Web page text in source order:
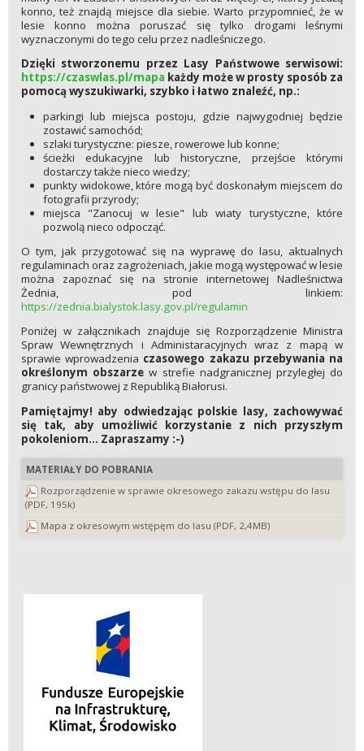
konno, też znajdą miejsce dla siebie. Warto przypomnieć, że w
lesie konno można poruszać się tylko drogami leśnymi
wyznaczonymi do tego celu przez nadleśniczego.
Dzięki stworzonemu przez Lasy Państwowe serwisowi:
https://czaswlas.pl/mapa każdy może w prosty sposób za
pomocą wyszukiwarki, szybko i łatwo znaleźć, np.:
parkingi lub miejsca postoju, gdzie najwygodniej będzie
zostawić samochód;
szlaki turystyczne: piesze, rowerowe lub konne;
ścieżki edukacyjne lub historyczne, przejście którymi
dostarczy także nieco wiedzy;
punkty widokowe, które mogą być doskonałym miejscem do
fotografii przyrody;
miejsca "Zanocuj w lesie" lub wiaty turystyczne, które
pozwolą nieco odpocząć.
O tym, jak przygotować się na wyprawę do lasu, aktualnych
regulaminach oraz zagrożeniach, jakie mogą występować w lesie
można zapoznać się na stronie internetowej Nadleśnictwa
Żednia, pod linkiem:
https://zednia.bialystok.lasy.gov.pl/regulamin
Poniżej w załącznikach znajduje się Rozporządzenie Ministra
Spraw Wewnętrznych i Administaracyjnych wraz z mapą w
sprawie wprowadzenia czasowego zakazu przebywania na
określonym obszarze w strefie nadgranicznej przyległej do
granicy państwowej z Republiką Białorusi.
Pamiętajmy! aby odwiedzając polskie lasy, zachowywać
się tak, aby umożliwić korzystanie z nich przyszłym
pokoleniom... Zapraszamy :-)
MATERIAŁY DO POBRANIA
Rozporządzenie w sprawie okresowego zakazu wstępu do lasu
(PDF, 195k)
Mapa z okresowym wstępęm do lasu (PDF, 2,4MB)